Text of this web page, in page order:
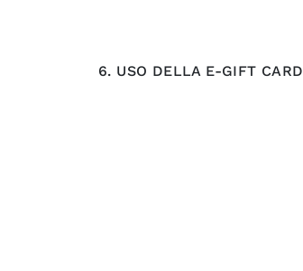
6. USO DELLA E-GIFT CARD